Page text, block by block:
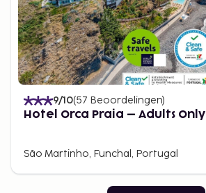
9/10(57 Beoordelingen)
Hotel Orca Praia – Adults Only
São Martinho, Funchal, Portugal